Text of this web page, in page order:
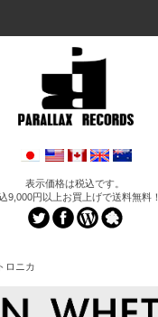
表示価格は税込です。
9,000円以上お買上げで送料無料！
ロニカ